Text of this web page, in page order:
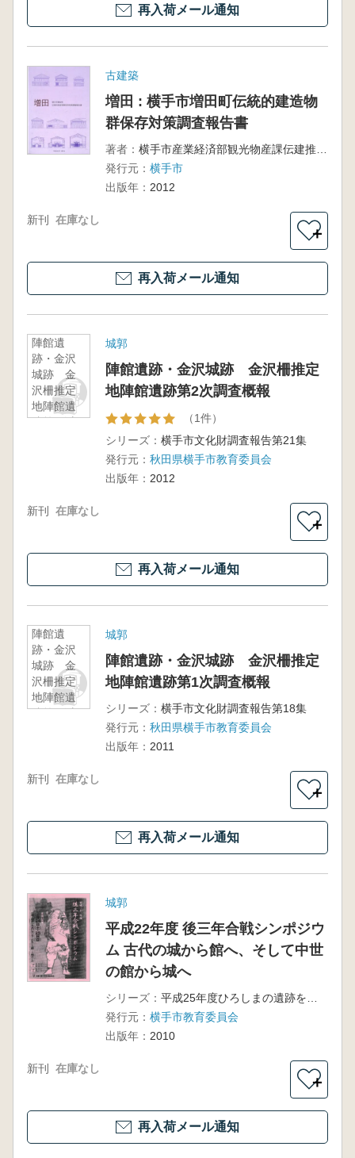
再入荷メール通知
古建築
増田 : 横手市増田町伝統的建造物
群保存対策調査報告書
著者：
発行元： 横手市
出版年： 2012
新刊 在庫なし
＋
再入荷メール通知
陣館遺
跡・金沢
城跡 金
沢柵推定
地陣館遺
跡第2次調
城郭
陣館遺跡・金沢城跡 金沢柵推定
地陣館遺跡第2次調査概報
（1件）
シリーズ： 横手市文化財調査報告第21集
発行元： 秋田県横手市教育委員会
出版年： 2012
新刊 在庫なし
＋
再入荷メール通知
陣館遺
跡・金沢
城跡 金
沢柵推定
地陣館遺
跡第1次調
城郭
陣館遺跡・金沢城跡 金沢柵推定
地陣館遺跡第1次調査概報
シリーズ： 横手市文化財調査報告第18集
発行元： 秋田県横手市教育委員会
出版年： 2011
新刊 在庫なし
＋
再入荷メール通知
城郭
平成22年度 後三年合戦シンポジウ
ム 古代の城から館へ、そして中世
の館から城へ
シリーズ：
発行元： 横手市教育委員会
出版年： 2010
新刊 在庫なし
＋
再入荷メール通知